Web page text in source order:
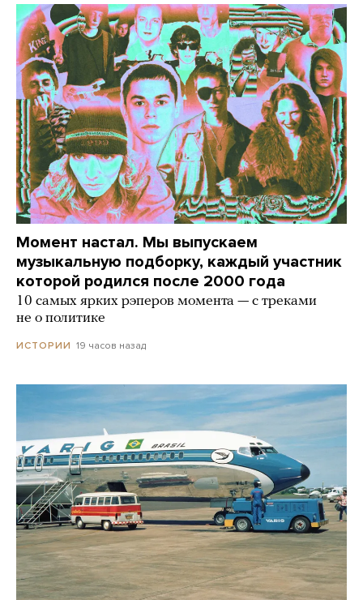
Момент настал. Мы выпускаем
музыкальную подборку, каждый участник
которой родился после 2000 года
10 самых ярких рэперов момента — с треками
не о политике
ИСТОРИИ 19 часов назад